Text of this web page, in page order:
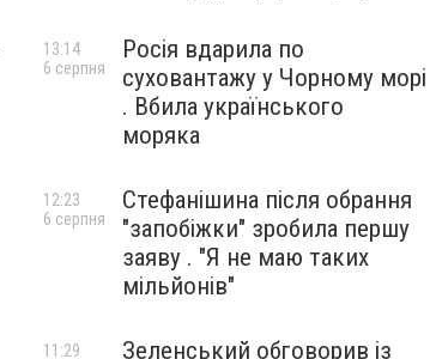
Росія вдарила по
суховантажу у Чорному морі
. Вбила українського
моряка
13:14
6 серпня
Стефанішина після обрання
"запобіжки" зробила першу
заяву . "Я не маю таких
мільйонів"
12:23
6 серпня
Зеленський обговорив із
11:29